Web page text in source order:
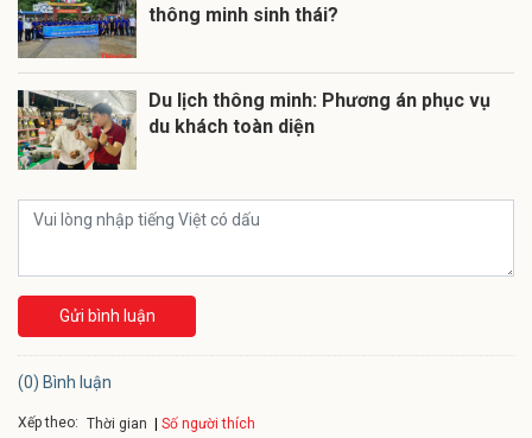
thông minh sinh thái?
Du lịch thông minh: Phương án phục vụ
du khách toàn diện
Gửi bình luận
(0) Bình luận
Xếp theo: Thời gian Số người thích